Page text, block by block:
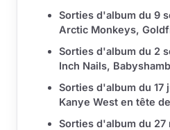
Sorties d'album du 9
Arctic Monkeys,
Sorties d'album du 2
Inch Nails,
Sorties d'album du 17
Kanye West en tête
Sorties d'album du 27